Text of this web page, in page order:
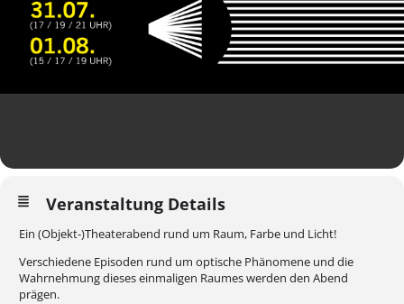
Veranstaltung Details
Ein (Objekt-)Theaterabend rund um Raum, Farbe und Licht!
Verschiedene Episoden rund um optische Phänomene und die
Wahrnehmung dieses einmaligen Raumes werden den Abend
prägen.